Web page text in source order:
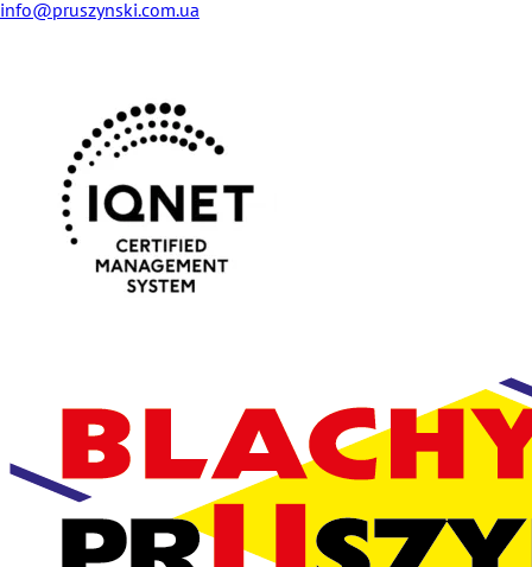
info@pruszynski.com.ua